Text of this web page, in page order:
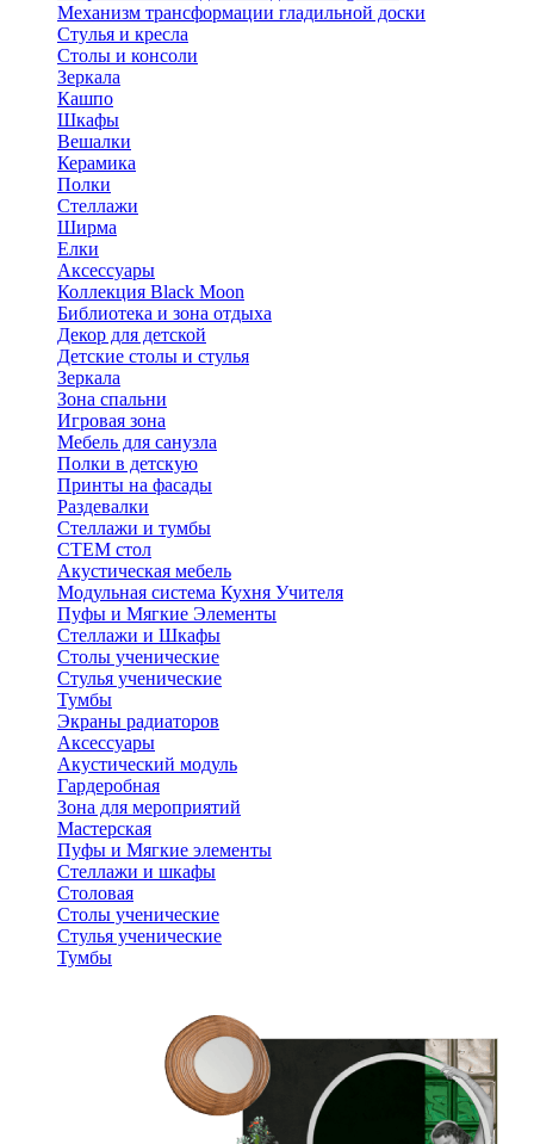
Механизм трансформации гладильной доски
Стyлья и кресла
Столы и консоли
Зеркала
Кашпо
Шкафы
Вешалки
Керамика
Полки
Стеллажи
Ширма
Елки
Аксессуары
Коллекция Black Moon
Библиотека и зона отдыха
Декор для детской
Детские столы и стулья
Зеркала
Зона спальни
Игровая зона
Мебель для санузла
Полки в детскую
Принты на фасады
Раздевалки
Стеллажи и тумбы
СТЕМ стол
Акустическая мебель
Модульная система Кухня Учителя
Пуфы и Мягкие Элементы
Стеллажи и Шкафы
Столы ученические
Стулья ученические
Тумбы
Экраны радиаторов
Аксессуары
Акустический модуль
Гардеробная
Зона для мероприятий
Мастерская
Пуфы и Мягкие элементы
Стеллажи и шкафы
Столовая
Столы ученические
Стулья ученические
Тумбы